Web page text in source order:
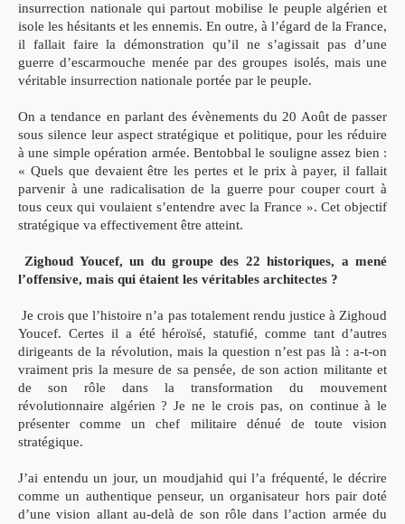
insurrection nationale qui partout mobilise le peuple algérien et
isole les hésitants et les ennemis. En outre, à l’égard de la France,
il fallait faire la démonstration qu’il ne s’agissait pas d’une
guerre d’escarmouche menée par des groupes isolés, mais une
véritable insurrection nationale portée par le peuple.
On a tendance en parlant des évènements du 20 Août de passer
sous silence leur aspect stratégique et politique, pour les réduire
à une simple opération armée. Bentobbal le souligne assez bien :
« Quels que devaient être les pertes et le prix à payer, il fallait
parvenir à une radicalisation de la guerre pour couper court à
tous ceux qui voulaient s’entendre avec la France ». Cet objectif
stratégique va effectivement être atteint.
Zighoud Youcef, un du groupe des 22 historiques, a mené
l’offensive, mais qui étaient les véritables architectes ?
Je crois que l’histoire n’a pas totalement rendu justice à Zighoud
Youcef. Certes il a été héroïsé, statufié, comme tant d’autres
dirigeants de la révolution, mais la question n’est pas là : a-t-on
vraiment pris la mesure de sa pensée, de son action militante et
de son rôle dans la transformation du mouvement
révolutionnaire algérien ? Je ne le crois pas, on continue à le
présenter comme un chef militaire dénué de toute vision
stratégique.
J’ai entendu un jour, un moudjahid qui l’a fréquenté, le décrire
comme un authentique penseur, un organisateur hors pair doté
d’une vision allant au-delà de son rôle dans l’action armée du